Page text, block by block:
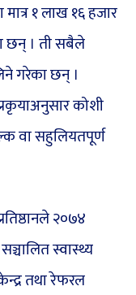
मात्र १ लाख १६ हजार
छन् । ती सबैले
गरेका छन् ।
कोशी
वा सहुलियतपूर्ण
२०७४
स्वास्थ्य
तथा रेफरल